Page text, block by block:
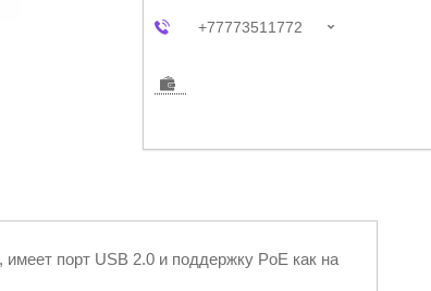
+77773511772
порт USB 2.0 и поддержку PoE как на